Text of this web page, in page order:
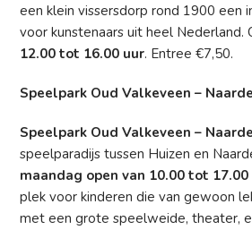
een klein vissersdorp rond 1900 een
voor kunstenaars uit heel Nederland.
12.00 tot 16.00 uur. Entree €7,50.
Speelpark Oud Valkeveen –
Speelpark Oud Valkeveen –
speelparadijs tussen Huizen en
maandag open van 10.00 tot 17.00
plek voor kinderen die van gewoon
met een grote speelweide, theater,